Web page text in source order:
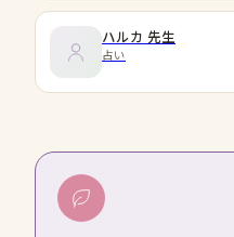
ハルカ 先生
占い